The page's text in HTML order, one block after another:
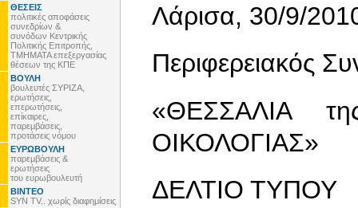
ΘΕΣΕΙΣ
πολιτικές αποφάσεις
συνεδρίων &
συνόδων Κεντρικής
Πολιτικής Επιτροπής,
ΤΜΗΜΑΤΑ επεξεργασίας
θέσεων της ΚΠΕ
ΒΟΥΛΗ
βουλευτές ΣΥΡΙΖΑ,
ερωτήσεις,
επερωτήσεις,
επίκαιρες,
παρεμβάσεις,
προτάσεις νόμου
ΕΥΡΩΒΟΥΛΗ
παρεμβάσεις &
ερωτήσεις
του ευρωβουλευτή
ΒΙΝΤΕΟ
SYN TV.. χωρίς διαφημίσεις
Λάρισα, 30/9/
Περιφερειακός
«ΘΕΣΣΑΛΙΑ
ΟΙΚΟΛΟΓΙΑΣ»
ΔΕΛΤΙΟ ΤΥΠΟΥ